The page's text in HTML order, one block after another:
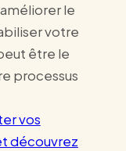
le
votre
être le
processus
vos
découvrez